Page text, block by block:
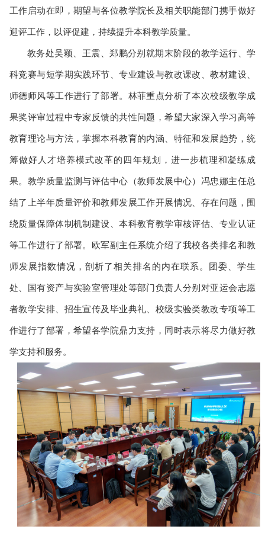
工作启动在即，期望与各位教学院长及相关职能部门携手做好
迎评工作，以评促建，持续提升本科教学质量。
教务处吴颖、王震、郑鹏分别就期末阶段的教学运行、学
科竞赛与短学期实践环节、专业建设与教改课改、教材建设、
师德师风等工作进行了部署。林菲重点分析了本次校级教学成
果奖评审过程中专家反馈的共性问题，希望大家深入学习高等
教育理论与方法，掌握本科教育的内涵、特征和发展趋势，统
筹做好人才培养模式改革的四年规划，进一步梳理和凝练成
果。教学质量监测与评估中心（教师发展中心）冯忠娜主任总
结了上半年质量评价和教师发展工作开展情况、存在问题，围
绕质量保障体制机制建设、本科教育教学审核评估、专业认证
等工作进行了部署。欧军副主任系统介绍了我校各类排名和教
师发展指数情况，剖析了相关排名的内在联系。团委、学生
处、国有资产与实验室管理处等部门负责人分别对亚运会志愿
者教学安排、招生宣传及毕业典礼、校级实验类教改专项等工
作进行了部署，希望各学院鼎力支持，同时表示将尽力做好教
学支持和服务。